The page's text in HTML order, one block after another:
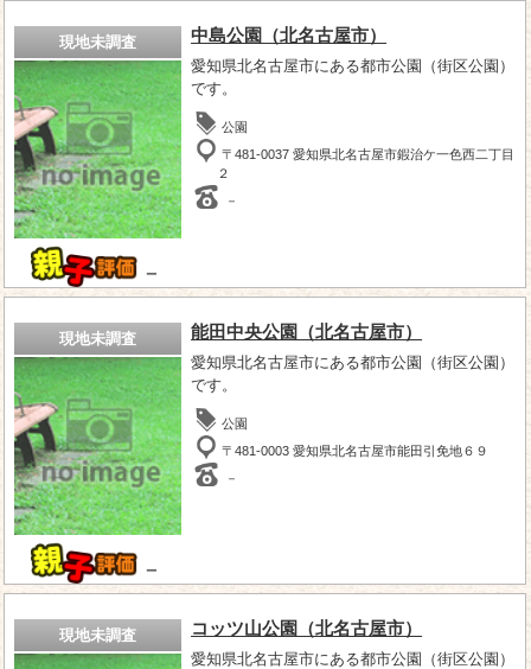
現地未調査
－
中島公園（北名古屋市）
愛知県北名古屋市にある都市公園（街区公園）
です。
公園
〒481-0037 愛知県北名古屋市鍜治ケ一色西二丁目
２
－
現地未調査
－
能田中央公園（北名古屋市）
愛知県北名古屋市にある都市公園（街区公園）
です。
公園
〒481-0003 愛知県北名古屋市能田引免地６９
－
現地未調査 コッツ山公園（北名古屋市）
愛知県北名古屋市にある都市公園（街区公園）